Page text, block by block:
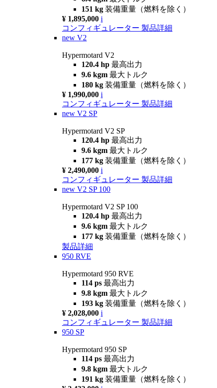
151 kg 装備重量（燃料を除く）
¥ 1,895,000 i
コンフィギュレーター 製品詳細
new V2
Hypermotard V2
120.4 hp 最高出力
9.6 kgm 最大トルク
180 kg 装備重量（燃料を除く）
¥ 1,990,000 i
コンフィギュレーター 製品詳細
new V2 SP
Hypermotard V2 SP
120.4 hp 最高出力
9.6 kgm 最大トルク
177 kg 装備重量（燃料を除く）
¥ 2,490,000 i
コンフィギュレーター 製品詳細
new V2 SP 100
Hypermotard V2 SP 100
120.4 hp 最高出力
9.6 kgm 最大トルク
177 kg 装備重量（燃料を除く）
製品詳細
950 RVE
Hypermotard 950 RVE
114 ps 最高出力
9.8 kgm 最大トルク
193 kg 装備重量（燃料を除く）
¥ 2,028,000 i
コンフィギュレーター 製品詳細
950 SP
Hypermotard 950 SP
114 ps 最高出力
9.8 kgm 最大トルク
191 kg 装備重量（燃料を除く）